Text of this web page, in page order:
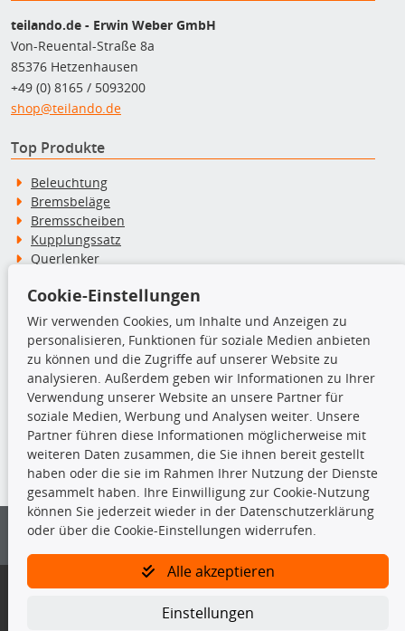
teilando.de - Erwin Weber GmbH
Von-Reuental-Straße 8a
85376 Hetzenhausen
+49 (0) 8165 / 5093200
shop@teilando.de
Top Produkte
Beleuchtung
Bremsbeläge
Bremsscheiben
Kupplungssatz
Querlenker
Stoßdämpfer
TecDoc Inside
Die hier angezeigten Daten insbesondere die gesamte Datenbank dürfen
nicht kopiert werden.
Es ist zu unterlassen, die Daten oder die gesamte Datenbank ohne
vorherige Zustimmung von TecDoc zu vervielfältigen, zu verbreiten
und/oder diese Handlungen durch Dritte ausführen zu lassen. Ein
Bitte prüfen Sie, ob das über unseren Onlineshop identifizierte Ersatzteil
Gegebenenfalls sind ergänzende Informationen notwendig, um
Cookie-Einstellungen
Wir verwenden Cookies, um Inhalte und Anzeigen zu
personalisieren, Funktionen für soziale Medien anbieten
zu können und die Zugriffe auf unserer Website zu
analysieren. Außerdem geben wir Informationen zu Ihrer
Verwendung unserer Website an unsere Partner für
soziale Medien, Werbung und Analysen weiter. Unsere
Partner führen diese Informationen möglicherweise mit
weiteren Daten zusammen, die Sie ihnen bereit gestellt
haben oder die sie im Rahmen Ihrer Nutzung der Dienste
gesammelt haben. Ihre Einwilligung zur Cookie-Nutzung
können Sie jederzeit wieder in der Datenschutzerklärung
oder über die Cookie-Einstellungen widerrufen.
Alle akzeptieren
Einstellungen